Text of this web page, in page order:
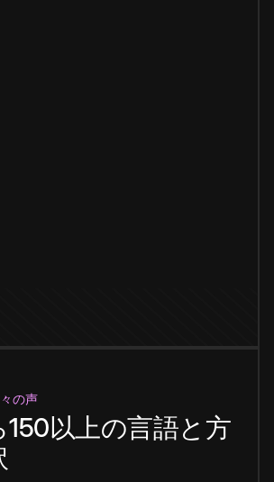
の声
以上の言語と方